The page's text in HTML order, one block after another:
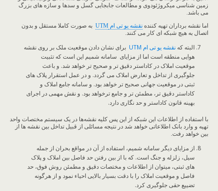
زمین شناسی میکروژئودوی و مطالعات جابجایی گسل و سدها و سازه های بزرگ
می باشد.
اما نقشه برداران تهیه کننده نقشه یو تی ام UTM به صورت کاملا مستقل و بدون
اتصال به هیچ شبکه ای کار می کنند.
البته کهنقشه یو تی ام UTM برای نشان دادن موقعیت ملک بر روی نقشه
هوایی منطقه است اما از مزایای سامانه شمیم این است که تثبیت
موقعیت املاک در کاداستر دقیق تر و صحیح تر خواهد شد. و باعث
جلوگیری از تداخل و تعارض املاک می گردد. و در عمل استقرار پلاک های
ثبتی در موقعیت جهانی صحیح تر خواهد بود. و سامانه جامع املاک و
کاداستر دقیق تر، مطمئن تر و جامع ترخواهد بود. و نقش مهمی در اجرای
بهینه قانون کاداستر و حد نگاری دارد.
با استفاده از اطلاعات این شبکه از این پس کلیه نقشه‌ها در یک سیستم مختصات واحد
تهیه و وارد بانک اطلاعاتی خواهد شد در نتیجه مسائلی از قبیل تداخل بین نقشه ها از
بین خواهد رفت.
از مزایای دیگر سامانه شمیم، استفاده از آن در مواقع بحران از جمله
سیل، زلزله و جنگ است. که با از بین رفتن حد فاصل بین املاک و پلاک
های ثبتی، میتوان از اطلاعات و مختصات دقیق و مطمئن روش فوق، حد
فاصل و موقعیت املاک را با دقت بسیار بالایی احیاء نمود و از هرگونه
تضییع حقی جلوگیری کرد.